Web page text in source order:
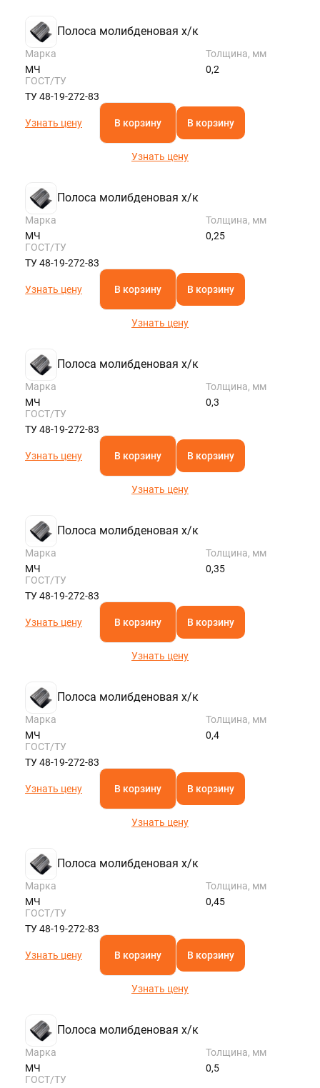
Полоса молибденовая х/к
Марка
МЧ
Толщина, мм
0,2
ГОСТ/ТУ
ТУ 48-19-272-83
Узнать цену В корзину В корзину
Узнать цену
Полоса молибденовая х/к
Марка
МЧ
Толщина, мм
0,25
ГОСТ/ТУ
ТУ 48-19-272-83
Узнать цену В корзину В корзину
Узнать цену
Полоса молибденовая х/к
Марка
МЧ
Толщина, мм
0,3
ГОСТ/ТУ
ТУ 48-19-272-83
Узнать цену В корзину В корзину
Узнать цену
Полоса молибденовая х/к
Марка
МЧ
Толщина, мм
0,35
ГОСТ/ТУ
ТУ 48-19-272-83
Узнать цену В корзину В корзину
Узнать цену
Полоса молибденовая х/к
Марка
МЧ
Толщина, мм
0,4
ГОСТ/ТУ
ТУ 48-19-272-83
Узнать цену В корзину В корзину
Узнать цену
Полоса молибденовая х/к
Марка
МЧ
Толщина, мм
0,45
ГОСТ/ТУ
ТУ 48-19-272-83
Узнать цену В корзину В корзину
Узнать цену
Полоса молибденовая х/к
Марка
МЧ
Толщина, мм
0,5
ГОСТ/ТУ